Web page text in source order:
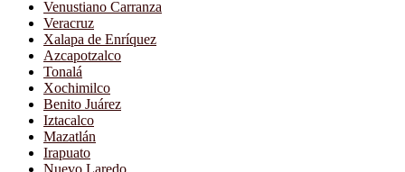
Venustiano Carranza
Veracruz
Xalapa de Enríquez
Azcapotzalco
Tonalá
Xochimilco
Benito Juárez
Iztacalco
Mazatlán
Irapuato
Nuevo Laredo